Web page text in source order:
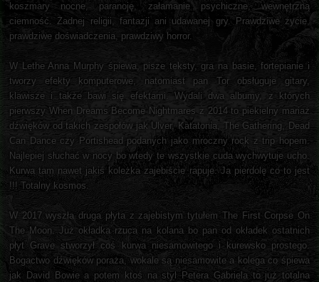
koszmary nocne, paranoję, załamanie psychiczne, wewnętrzną
ciemność. Żadnej religii, fantazji ani udawanej gry. Prawdziwe życie,
prawdziwe doświadczenia, prawdziwy horror.
W Lethe Anna Murphy śpiewa, pisze teksty, gra na basie, fortepianie i
tworzy efekty komputerowe, natomiast pan Tor obsługuje gitary,
klawisze i także bawi się efektami. Wydali dwa albumy, z których
pierwszy When Dreams Become Nightmares z 2014 to piekielny mariaż
dźwięków od takich zespołów jak Ulver, Katatonia, The Gathering, Dead
Can Dance czy Portishead podanych jako mroczny rock z trip hopem.
Najlepiej słuchać w nocy bo wtedy te wszystkie cuda wychwytuje ucho.
Kurwa tam nawet jakiś koleżka zajebiście rapuje. Ja pierdolę co to jest
!!! Totalny kosmos.
W 2017 wyszła druga płyta z zajebistym tytułem The First Corpse On
The Moon. Już okładka rzuca na kolana bo pan od okładek ostatnich
płyt Grave stworzył coś kurwa niesamowitego i kurewsko prostego.
Bogactwo dźwięków poraża, wokale są niesamowite a kolega co śpiewa
jak David Bowie a potem ktoś na styl Petera Gabriela to już totalna